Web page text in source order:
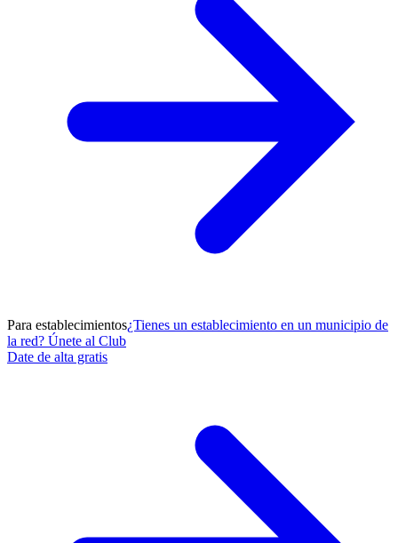
Para establecimientos¿Tienes un establecimiento en un municipio de
la red? Únete al Club
Date de alta gratis